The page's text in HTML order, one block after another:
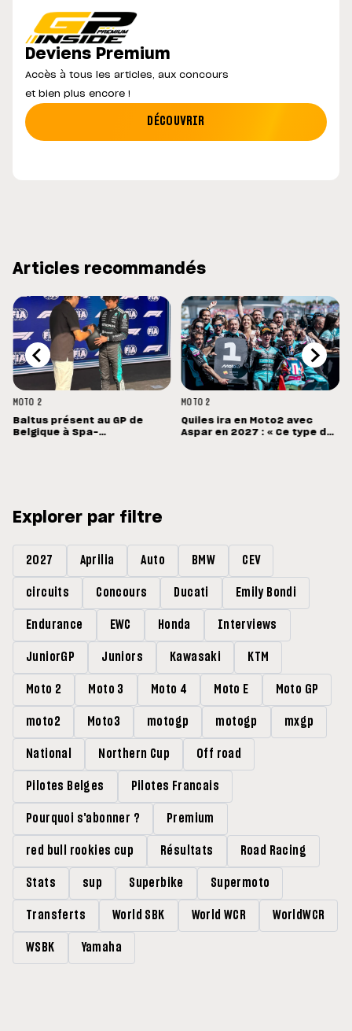
Deviens Premium
Accès à tous les articles, aux concours
et bien plus encore !
DÉCOUVRIR
Articles recommandés
MOTO 2
Baltus présent au GP de
Belgique à Spa-
MOTO 2
Quiles ira en Moto2 avec
Aspar en 2027 : « Ce type de
Explorer par filtre
2027 Aprilia Auto BMW CEV
circuits Concours Ducati Emily Bondi
Endurance EWC Honda Interviews
JuniorGP Juniors Kawasaki KTM
Moto 2 Moto 3 Moto 4 Moto E Moto GP
moto2 Moto3 motogp motogp mxgp
National Northern Cup Off road
Pilotes Belges Pilotes Francais
Pourquoi s'abonner ? Premium
red bull rookies cup Résultats Road Racing
Stats sup Superbike Supermoto
Transferts World SBK World WCR WorldWCR
WSBK Yamaha